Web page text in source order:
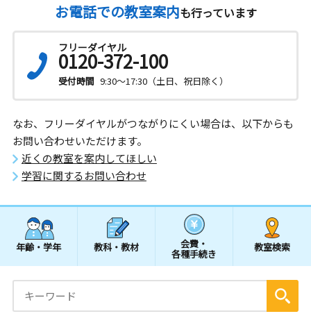
お電話での教室案内も行っています
フリーダイヤル
0120-372-100
受付時間 9:30～17:30（土日、祝日除く）
なお、フリーダイヤルがつながりにくい場合は、以下からも
お問い合わせいただけます。
近くの教室を案内してほしい
学習に関するお問い合わせ
年齢・学年 教科・教材 会費・
各種手続き
教室検索